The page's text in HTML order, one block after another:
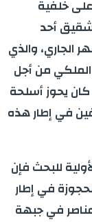
خلفية
شقيق أحد
في 19 من الشهر الجاري، والذي
من أجل
يحوز أسلحة
في إطار هذه
للبحث فإن
في إطار
في جبهة